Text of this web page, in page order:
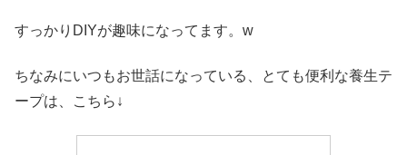
すっかりDIYが趣味になってます。w
ちなみにいつもお世話になっている、とても便利な養生テ
ープは、こちら↓